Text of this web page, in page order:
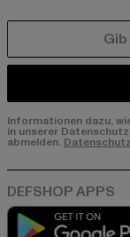
Informationen dazu,
in unserer
abmelden.